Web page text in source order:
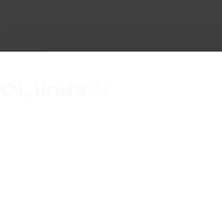
Banhado a ouro de 18K